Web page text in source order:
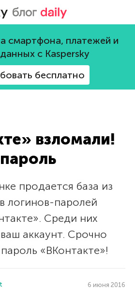
Блог Касперского
смартфона, платежей и
с Kaspersky
бесплатно
взломали!
продается база из
логинов-паролей
Среди них
аккаунт. Срочно
«ВКонтакте»!
6 июня 2016